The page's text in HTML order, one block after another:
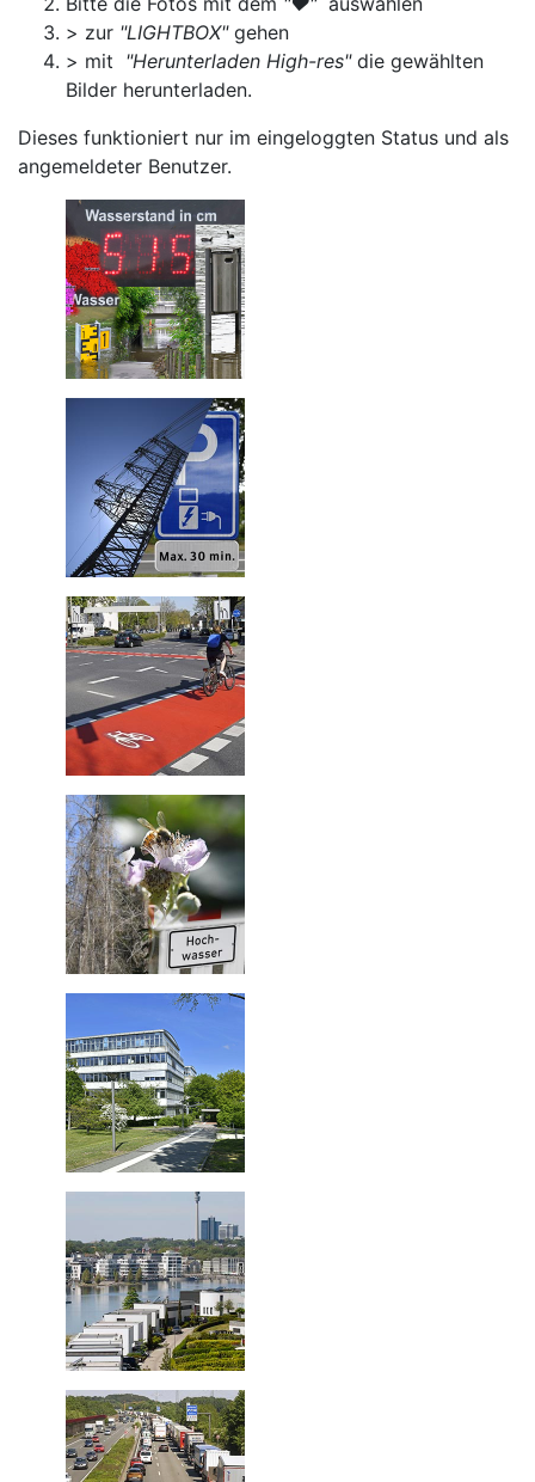
> zur "LIGHTBOX"gehen
> mit "Herunterladen High-res"die gewählten
Bilder herunterladen.
Dieses funktioniert nur im eingeloggten Status und als
angemeldeter Benutzer.